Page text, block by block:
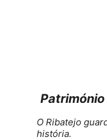
O Ribatejo
história.